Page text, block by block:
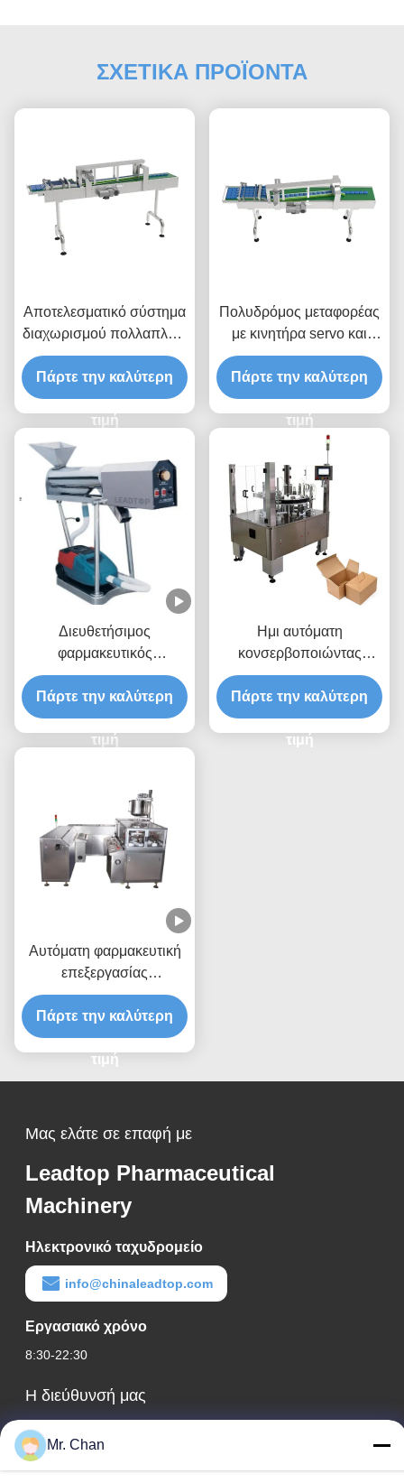
ΣΧΕΤΙΚΑ ΠΡΟΪΟΝΤΑ
Αποτελεσματικό σύστημα
διαχωρισμού πολλαπλών
λωρίδων με πνευματική
σύσφιξη και αισθητήρες
κατά των παρεμβολών για
ακριβές χειρισμό υλικών
Πάρτε την καλύτερη
τιμή
Πολυδρόμος μεταφορέας
με κινητήρα servo και
δυναμική κατανομή και
προγραμματισμένη
μέτρηση για γραμμές
συσκευασίας υψηλής
ταχύτητας
Πάρτε την καλύτερη
τιμή
Διευθετήσιμος
φαρμακευτικός
εξοπλισμός στιλβωτών
καψών ταχύτητας με 7000
κάψες/λ.
Πάρτε την καλύτερη
τιμή
Ημι αυτόματη
κονσερβοποιώντας
μηχανή
Πάρτε την καλύτερη
τιμή
Αυτόματη φαρμακευτική
επεξεργασίας
συσκευασία Suppository
μηχανών ηπατική πυίδα
Πάρτε την καλύτερη
τιμή
Μας ελάτε σε επαφή με
Leadtop Pharmaceutical
Machinery
Ηλεκτρονικό ταχυδρομείο
info@chinaleadtop.com
Εργασιακό χρόνο
8:30-22:30
Η διεύθυνσή μας
Διεύθυνση εταιρείας
28ος, Jiuan Rd, βιομηχανική ζώνη Jiuli, Shangwang. Πόλη
Ruian, Zhejiang, ΚΙΝΑ
Mr. Chan